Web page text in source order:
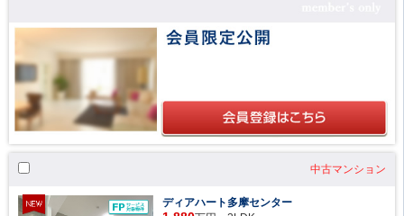
中古マンション
ディアハート多摩センター